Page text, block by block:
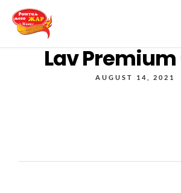
Lav Premium
AUGUST 14, 2021